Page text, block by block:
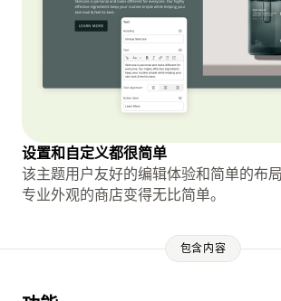
设置和自定义都很简单
该主题用户友好的编辑体验和简单的布
专业外观的商店变得无比简单。
包含内容